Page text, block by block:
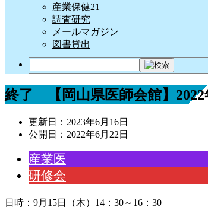
産業保健21
調査研究
メールマガジン
図書貸出
終了 【岡山県医師会館】2022
更新日： 2023年6月16日
公開日： 2022年6月22日
産業医
研修会
日時：9月15日（木）14：30～16：30